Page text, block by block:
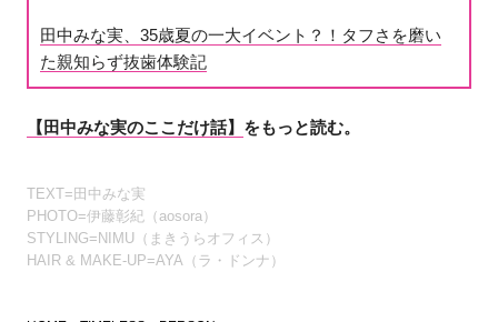
田中みな実、35歳夏の一大イベント？！タフさを磨い
た親知らず抜歯体験記
【田中みな実のここだけ話】 をもっと読む。
TEXT=田中みな実
PHOTO=伊藤彰紀（aosora）
STYLING=NIMU（まきうらオフィス）
HAIR & MAKE-UP=AYA（ラ・ドンナ）